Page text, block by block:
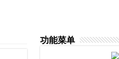
功能菜单